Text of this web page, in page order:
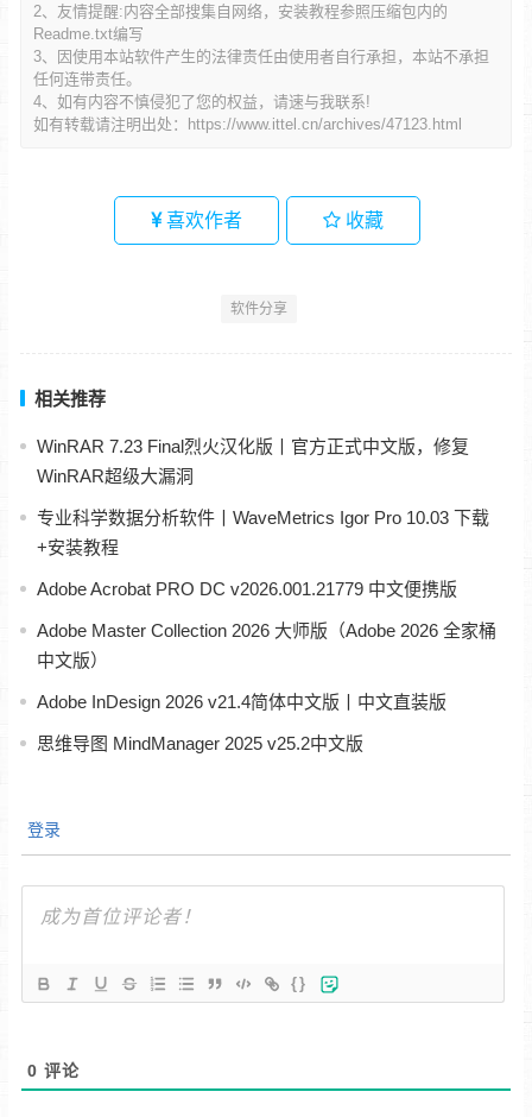
2、友情提醒:内容全部搜集自网络，安装教程参照压缩包内的
Readme.txt编写
3、因使用本站软件产生的法律责任由使用者自行承担，本站不承担
任何连带责任。
4、如有内容不慎侵犯了您的权益，请速与我联系!
如有转载请注明出处：
https://www.ittel.cn/archives/47123.html
喜欢作者 收藏
软件分享
相关推荐
WinRAR 7.23 Final烈火汉化版丨官方正式中文版，修复
WinRAR超级大漏洞
专业科学数据分析软件丨WaveMetrics Igor Pro 10.03 下载
+安装教程
Adobe Acrobat PRO DC v2026.001.21779 中文便携版
Adobe Master Collection 2026 大师版（Adobe 2026 全家桶
中文版）
Adobe InDesign 2026 v21.4简体中文版丨中文直装版
思维导图 MindManager 2025 v25.2中文版
登录
{}
0 评论